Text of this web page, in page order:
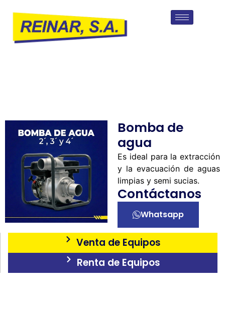
Bomba de
agua
Es ideal para la extracción
y la evacuación de aguas
limpias y semi sucias.
Contáctanos
Whatsapp
Venta de Equipos
Renta de Equipos